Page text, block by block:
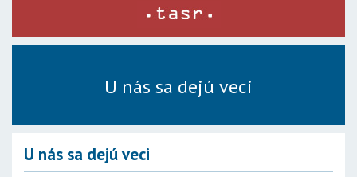
U nás sa dejú veci
U nás sa dejú veci